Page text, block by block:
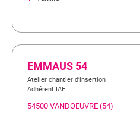
EMMAUS 54
Atelier chantier d’insertion
Adhérent IAE
54500 VANDOEUVRE (54)